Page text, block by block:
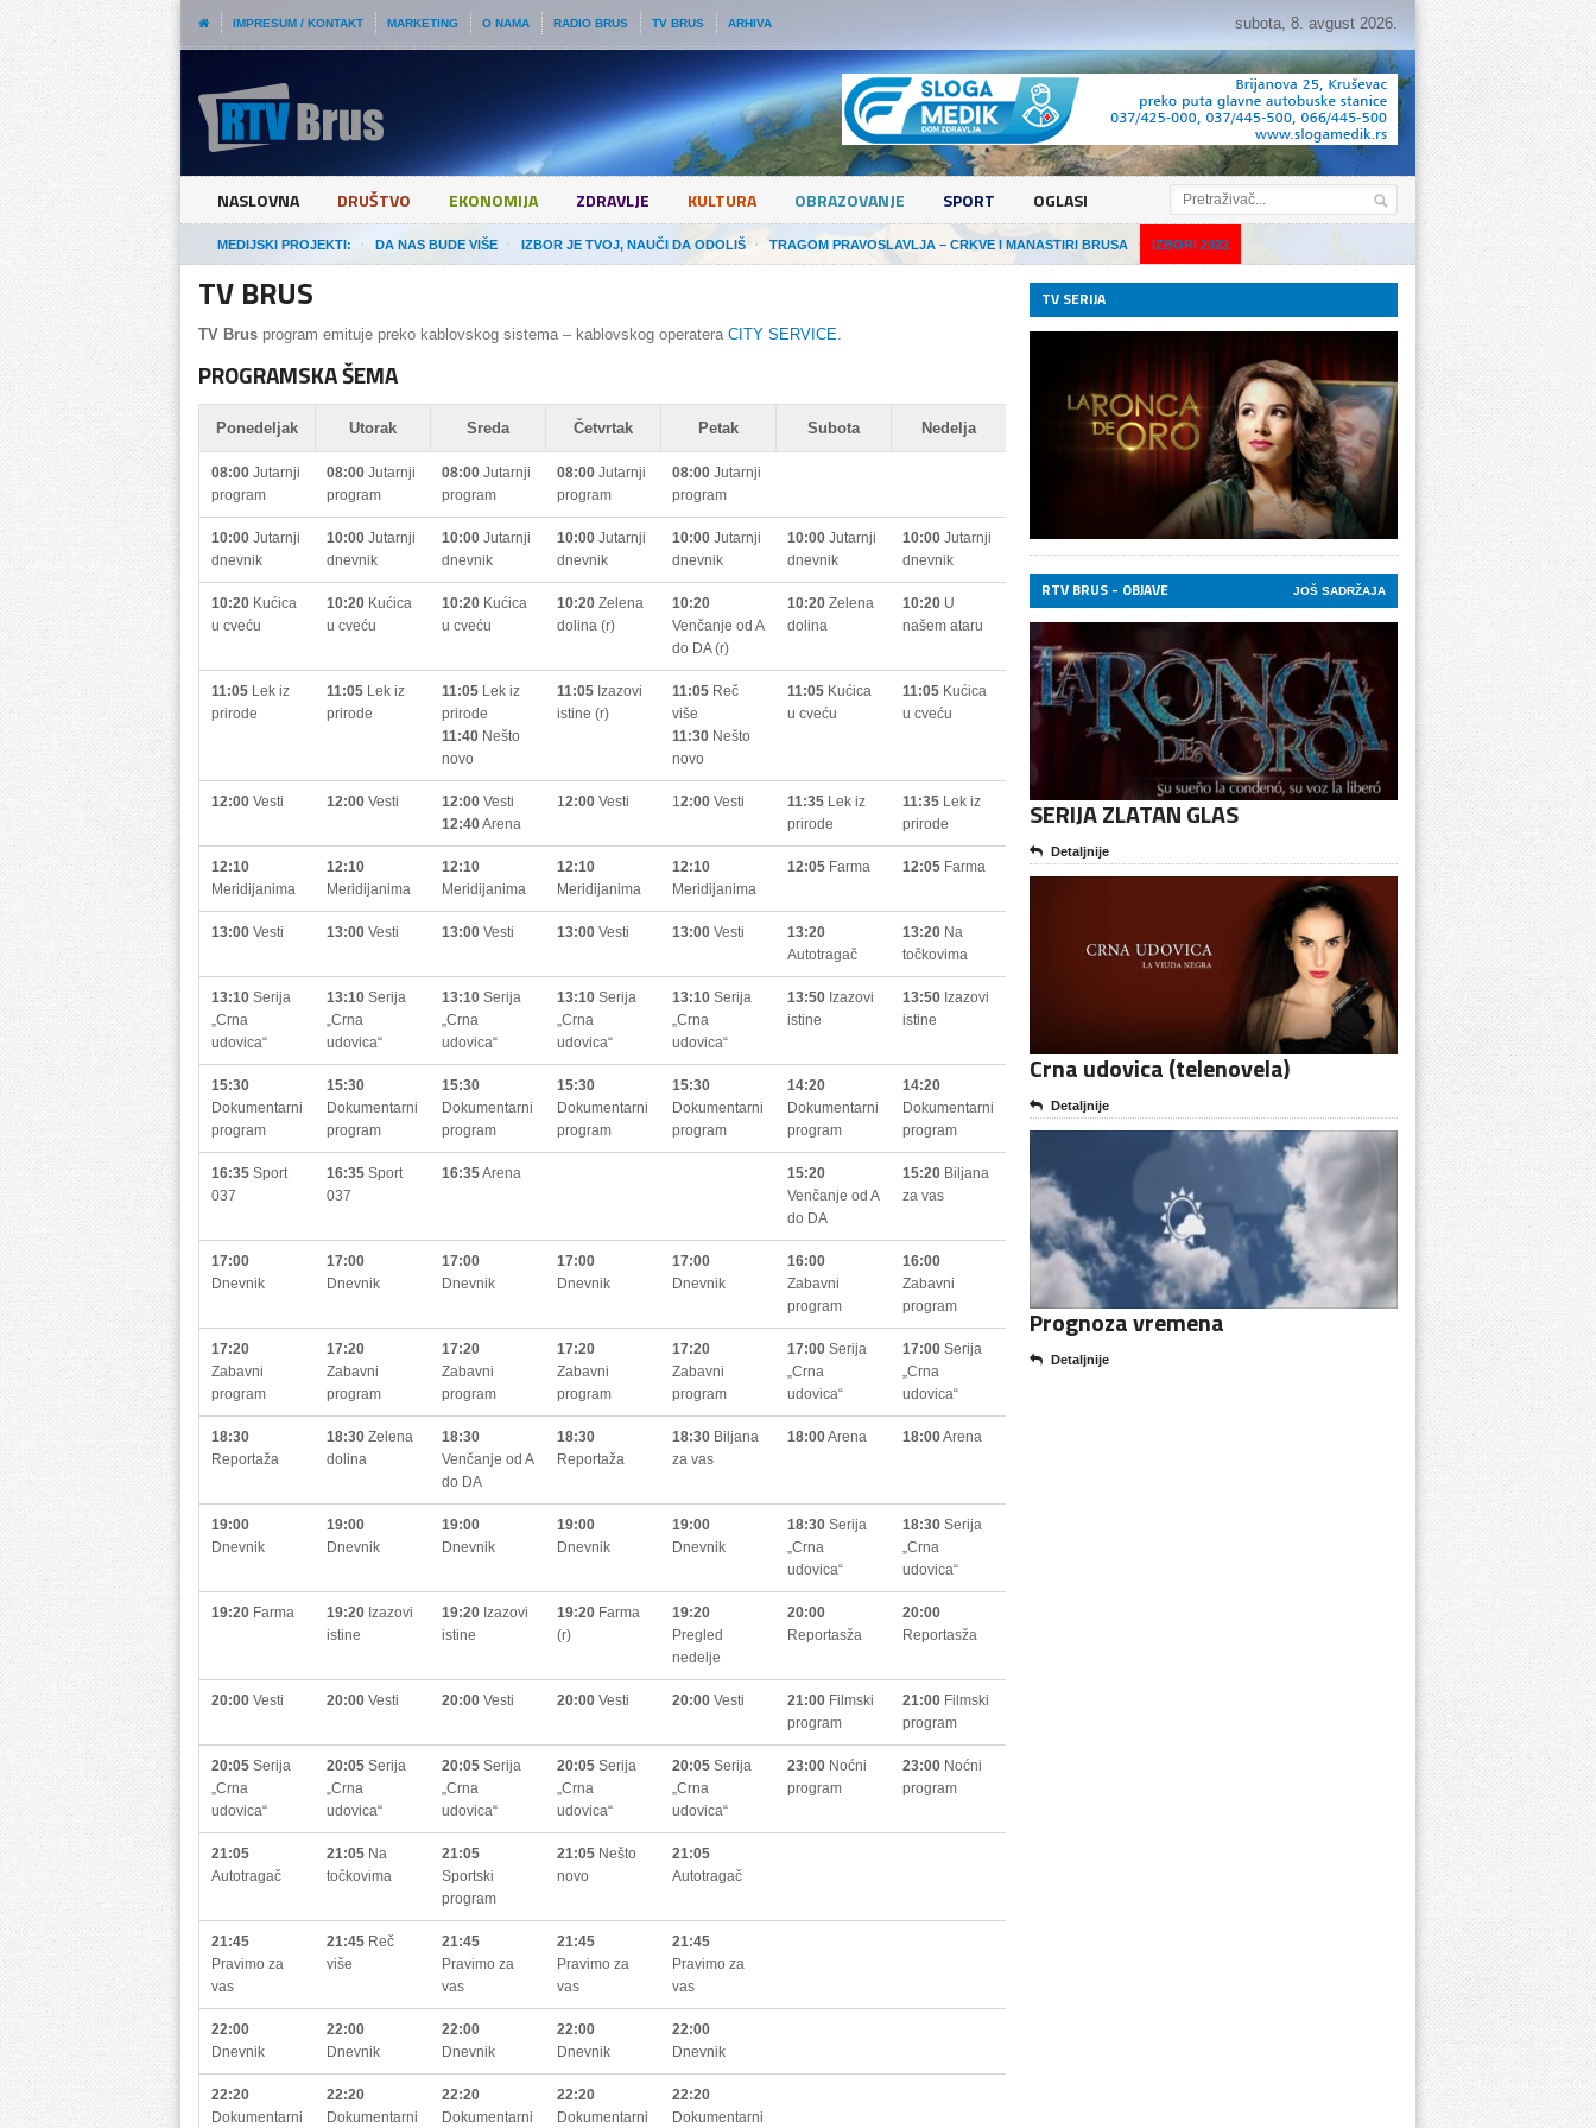
IMPRESUM / KONTAKT MARKETING O NAMA RADIO BRUS TV BRUS ARHIVA subota, 8. avgust 2026.
NASLOVNA DRUŠTVO EKONOMIJA ZDRAVLJE KULTURA OBRAZOVANJE SPORT OGLASI
MEDIJSKI PROJEKTI: DA NAS BUDE VIŠE IZBOR JE TVOJ, NAUČI DA ODOLIŠ TRAGOM PRAVOSLAVLJA – CRKVE I MANASTIRI BRUSA IZBORI 2022
TV BRUS
TV Brus program emituje preko kablovskog sistema – kablovskog operatera CITY SERVICE.
PROGRAMSKA ŠEMA
Ponedeljak Utorak Sreda Četvrtak Petak Subota Nedelja
08:00 Jutarnji
program
08:00 Jutarnji
program
08:00 Jutarnji
program
08:00 Jutarnji
program
08:00 Jutarnji
program
10:00 Jutarnji
dnevnik
10:00 Jutarnji
dnevnik
10:00 Jutarnji
dnevnik
10:00 Jutarnji
dnevnik
10:00 Jutarnji
dnevnik
10:00 Jutarnji
dnevnik
10:00 Jutarnji
dnevnik
10:20 Kućica
u cveću
10:20 Kućica
u cveću
10:20 Kućica
u cveću
10:20 Zelena
dolina (r)
10:20
Venčanje od A
do DA (r)
10:20 Zelena
dolina
10:20 U
našem ataru
11:05 Lek iz
prirode
11:05 Lek iz
prirode
11:05 Lek iz
prirode
11:40 Nešto
novo
11:05 Izazovi
istine (r)
11:05 Reč
više
11:30 Nešto
novo
11:05 Kućica
u cveću
11:05 Kućica
u cveću
12:00 Vesti 12:00 Vesti 12:00 Vesti
12:40Arena
12:00 Vesti 12:00 Vesti 11:35 Lek iz
prirode
11:35 Lek iz
prirode
12:10
Meridijanima
12:10
Meridijanima
12:10
Meridijanima
12:10
Meridijanima
12:10
Meridijanima
12:05 Farma 12:05 Farma
13:00 Vesti 13:00 Vesti 13:00 Vesti 13:00 Vesti 13:00 Vesti
13:20
Autotragač
13:20 Na
točkovima
13:10 Serija
„Crna
udovica“
13:10 Serija
„Crna
udovica“
13:10 Serija
„Crna
udovica“
13:10 Serija
„Crna
udovica“
13:10 Serija
„Crna
udovica“
13:50 Izazovi
istine
13:50 Izazovi
istine
15:30
Dokumentarni
program
15:30
Dokumentarni
program
15:30
Dokumentarni
program
15:30
Dokumentarni
program
15:30
Dokumentarni
program
14:20
Dokumentarni
program
14:20
Dokumentarni
program
16:35 Sport
037
16:35 Sport
037
16:35Arena
15:20
Venčanje od A
do DA
15:20 Biljana
za vas
17:00
Dnevnik
17:00
Dnevnik
17:00
Dnevnik
17:00
Dnevnik
17:00
Dnevnik
16:00
Zabavni
program
16:00
Zabavni
program
17:20
Zabavni
program
17:20
Zabavni
program
17:20
Zabavni
program
17:20
Zabavni
program
17:20
Zabavni
program
17:00 Serija
„Crna
udovica“
17:00 Serija
„Crna
udovica“
18:30
Reportaža
18:30 Zelena
dolina
18:30
Venčanje od A
do DA
18:30
Reportaža
18:30 Biljana
za vas
18:00Arena 18:00Arena
19:00
Dnevnik
19:00
Dnevnik
19:00
Dnevnik
19:00
Dnevnik
19:00
Dnevnik
18:30 Serija
„Crna
udovica“
18:30 Serija
„Crna
udovica“
19:20 Farma 19:20 Izazovi
istine
19:20 Izazovi
istine
19:20 Farma
(r)
19:20
Pregled
nedelje
20:00
Reportasža
20:00
Reportasža
20:00 Vesti 20:00 Vesti 20:00 Vesti 20:00 Vesti 20:00 Vesti 21:00 Filmski
program
21:00 Filmski
program
20:05 Serija
„Crna
udovica“
20:05 Serija
„Crna
udovica“
20:05 Serija
„Crna
udovica“
20:05 Serija
„Crna
udovica“
20:05 Serija
„Crna
udovica“
23:00 Noćni
program
23:00 Noćni
program
21:05
Autotragač
21:05 Na
točkovima
21:05
Sportski
program
21:05 Nešto
novo
21:05
Autotragač
21:45
Pravimo za
vas
21:45 Reč
više
21:45
Pravimo za
vas
21:45
Pravimo za
vas
21:45
Pravimo za
vas
22:00
Dnevnik
22:00
Dnevnik
22:00
Dnevnik
22:00
Dnevnik
22:00
Dnevnik
22:20
Dokumentarni
22:20
Dokumentarni
22:20
Dokumentarni
22:20
Dokumentarni
22:20
Dokumentarni
TV SERIJA
RTV BRUS - OBJAVE JOŠ SADRŽAJA
SERIJA ZLATAN GLAS
Detaljnije
Crna udovica (telenovela)
Detaljnije
Prognoza vremena
Detaljnije